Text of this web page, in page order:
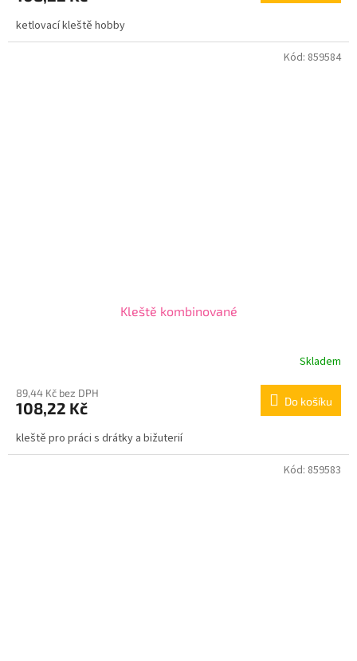
ketlovací kleště hobby
Kleště kombinované
Skladem
89,44 Kč bez DPH
108,22 Kč Do košíku
kleště pro práci s drátky a bižuterií
Kód: 859584
Kód: 859583